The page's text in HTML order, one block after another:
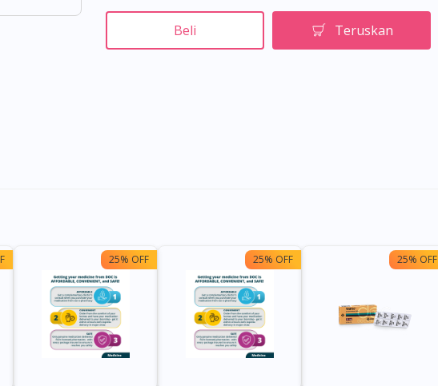
Beli Teruskan
25% OFF 25% OFF 25% OFF